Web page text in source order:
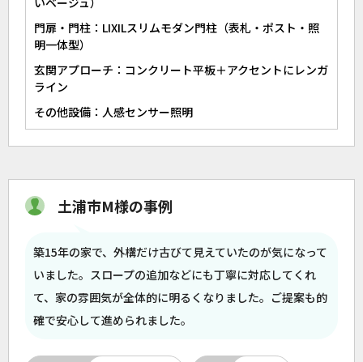
門扉・門柱：LIXILスリムモダン門柱（表札・ポスト・照
明一体型）
玄関アプローチ：コンクリート平板＋アクセントにレンガ
ライン
その他設備：人感センサー照明
土浦市M様の事例
築15年の家で、外構だけ古びて見えていたのが気になって
いました。スロープの追加などにも丁寧に対応してくれ
て、家の雰囲気が全体的に明るくなりました。ご提案も的
確で安心して進められました。